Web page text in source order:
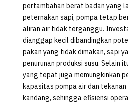
pertambahan berat badan yang
peternakan sapi, pompa tetap
aliran air tidak terganggu.
dianggap kecil dibandingkan
pakan yang tidak dimakan, sapi
penurunan produksi susu. Selain
yang tepat juga memungkinkan
kapasitas pompa air dan tekanan
kandang, sehingga efisiensi